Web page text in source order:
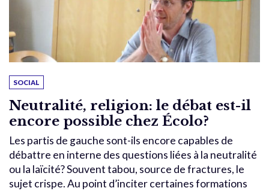
SOCIAL
Neutralité, religion: le débat est-il
encore possible chez Écolo?
Les partis de gauche sont-ils encore capables de
débattre en interne des questions liées à la neutralité
ou la laïcité? Souvent tabou, source de fractures, le
sujet crispe. Au point d’inciter certaines formations